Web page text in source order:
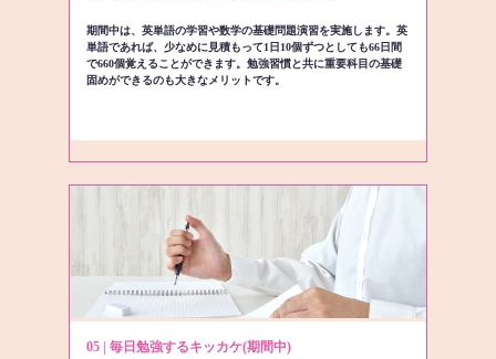
期間中は、英単語の学習や数学の基礎問題演習を実施します。英
単語であれば、少なめに見積もって1日10個ずつとしても66日間
で660個覚えることができます。勉強習慣と共に重要科目の基礎
固めができるのも大きなメリットです。
05 | 毎日勉強するキッカケ(期間中)